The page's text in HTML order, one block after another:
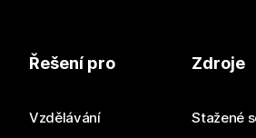
Řešení pro
Vzdělávání
Zdroje
Stažené